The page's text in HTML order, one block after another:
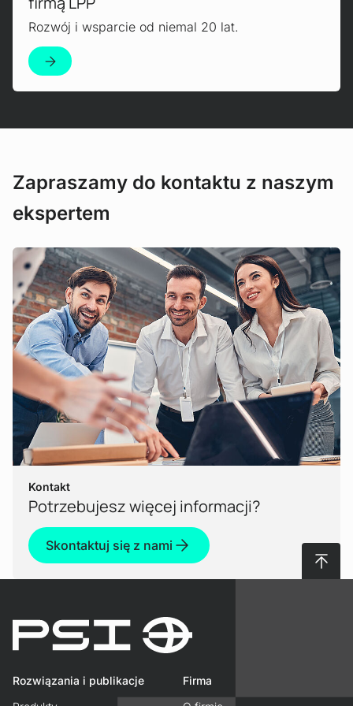
Dostęp do wiedzy technicznej oparty na
sztucznej inteligencji
Zoptymalizuj dostęp do informacji
przemysłowych dzięki technologii Retrieval-
Augmented Generation (RAG).
Zobacz produkt
Zobacz produkt
Rozwój i wsparcie od niemal 20 lat.
Zapraszamy do kontaktu z naszym
ekspertem
Kontakt
Potrzebujesz więcej informacji?
Skontaktuj się z nami
Rozwiązania i publikacje
Firma
Do